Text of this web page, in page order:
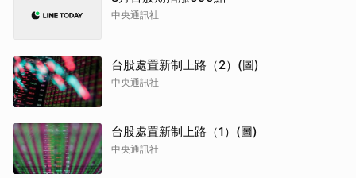
中央通訊社
台股處置新制上路（2）(圖)
中央通訊社
台股處置新制上路（1）(圖)
中央通訊社